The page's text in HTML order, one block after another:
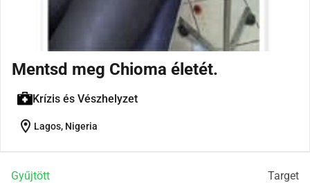
Mentsd meg Chioma életét.
Krízis és Vészhelyzet
location_on Lagos, Nigeria
Gyűjtött Target